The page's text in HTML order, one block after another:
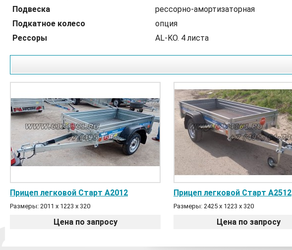
Подвеска
рессорно-амортизаторная
Подкатное колесо
опция
Рессоры
AL-KO. 4 листа
Прицеп легковой Старт A2012
Размеры: 2011 х 1223 х 320
Цена по запросу
Прицеп легковой Старт A2512
Размеры: 2425 х 1223 х 320
Цена по запросу